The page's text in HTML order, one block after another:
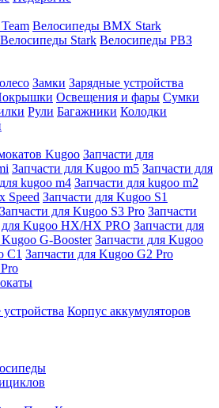
Велосипеды BMX Stark
Велосипеды Stark Велосипеды РВЗ
Замки Зарядные устройства
Освещения и фары Сумки
Рули Багажники Колодки
Kugoo Запчасти для
Запчасти для Kugoo m5 Запчасти для
kugoo m4 Запчасти для kugoo m2
Speed Запчасти для Kugoo S1
Запчасти для Kugoo S3 Pro Запчасти
для Kugoo HX/HX PRO Запчасти для
Kugoo G-Booster Запчасти для Kugoo
C1 Запчасти для Kugoo G2 Pro
Корпус аккумуляторов